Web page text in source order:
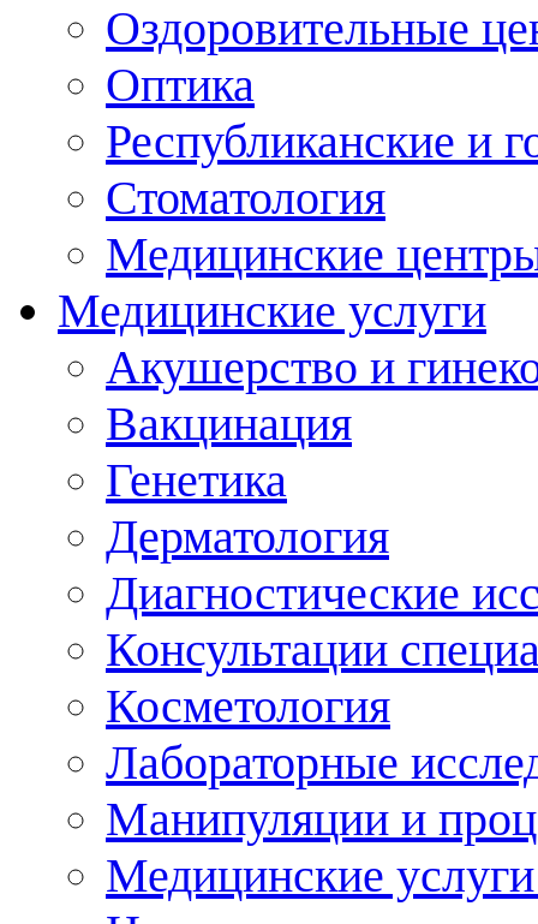
Оздоровительные
Оптика
Республиканские и
Стоматология
Медицинские
Медицинские услуги
Акушерство и
Вакцинация
Генетика
Дерматология
Диагностические
Консультации
Косметология
Лабораторные
Манипуляции и
Медицинские